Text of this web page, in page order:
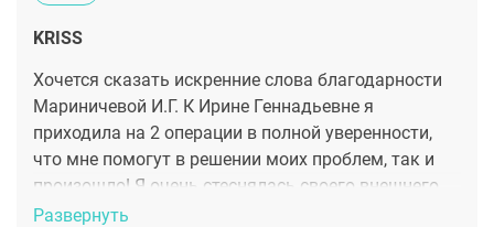
KRISS
Хочется сказать искренние слова благодарности
Мариничевой И.Г. К Ирине Геннадьевне я
приходила на 2 операции в полной уверенности,
что мне помогут в решении моих проблем, так и
произошло! Я очень стеснялась своего внешнего
вида из-за носа. Я решилась на ринопластику.
Развернуть